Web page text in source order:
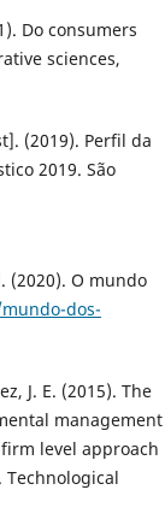
Do consumers
sciences,
(2019). Perfil da
2019. São
(2020). O mundo
dos-
J. E. (2015). The
management
level approach